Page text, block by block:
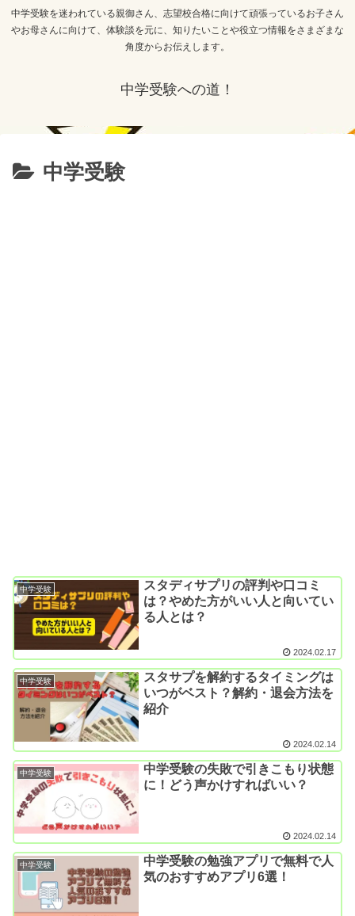
中学受験を迷われている親御さん、志望校合格に向けて頑張っているお子さん
やお母さんに向けて、体験談を元に、知りたいことや役立つ情報をさまざまな
角度からお伝えします。
中学受験への道！
中学受験
中学受験
スタディサプリの評判や口コミ
は？やめた方がいい人と向いてい
る人とは？
2024.02.17
中学受験
スタサプを解約するタイミングは
いつがベスト？解約・退会方法を
紹介
2024.02.14
中学受験
中学受験の失敗で引きこもり状態
に！どう声かけすればいい？
2024.02.14
中学受験
中学受験の勉強アプリで無料で人
気のおすすめアプリ6選！